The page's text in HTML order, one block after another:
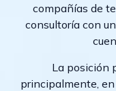
compañías de
consultoría con
La posición
principalmente,